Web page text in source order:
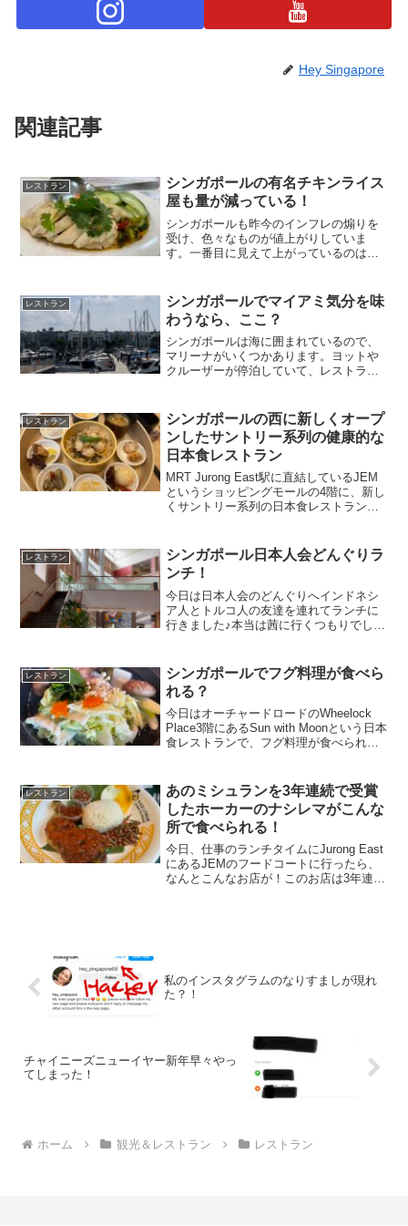
Hey Singapore
関連記事
レストラン
シンガポールの有名チキンライス
屋も量が減っている！
シンガポールも昨今のインフレの煽りを
受け、色々なものが値上がりしていま
す。一番目に見えて上がっているのは家
50パーセントだの話題になっています
が、まさかこんな...
レストラン
シンガポールでマイアミ気分を味
わうなら、ここ？
シンガポールは海に囲まれているので、
マリーナがいくつかあります。ヨットや
クルーザーが停泊していて、レストラン
で、ケッペルにあるマリーナに送りつい
でに、朝食を食べにきまし...
レストラン
シンガポールの西に新しくオープ
ンしたサントリー系列の健康的な
日本食レストラン
MRT Jurong East駅に直結しているJEM
というショッピングモールの4階に、新し
くサントリー系列の日本食レストラン
Mちゃんにお誘いいただき、メディアリ
リ...
レストラン
シンガポール日本人会どんぐりラ
ンチ！
今日は日本人会のどんぐりへインドネシ
ア人とトルコ人の友達を連れてランチに
行きました♪本当は茜に行くつもりでした
Adam Roadという所にあります吹き抜け
のホールは開放感...
レストラン
シンガポールでフグ料理が食べら
れる？
今日はオーチャードロードのWheelock
Place3階にあるSun with Moonという日本
食レストランで、フグ料理が食べられる
こちら！まずいただいたのは...
レストラン
あのミシュランを3年連続で受賞
したホーカーのナシレマがこんな
所で食べられる！
今日、仕事のランチタイムにJurong East
にあるJEMのフードコートに行ったら、
なんとこんなお店が！このお店は3年連続
私のインスタグラムのなりすましが現れ
た？！
チャイニーズニューイヤー新年早々やっ
てしまった！
ホーム 観光＆レストラン レストラン